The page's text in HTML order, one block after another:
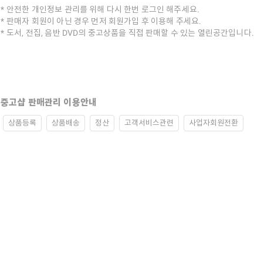
안전한 개인정보 관리를 위해 다시 한번 로그인 해주세요.
판매자 회원이 아닌 경우 먼저 회원가입 후 이용해 주세요.
도서, 전집, 음반 DVD의 중고상품을 직접 판매할 수 있는 열린공간입니다.
중고샵 판매관리 이용안내
상품등록 상품배송 정산 고객서비스관련 사업자회원전환